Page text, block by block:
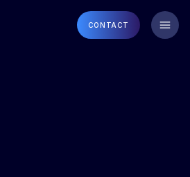
CONTACT